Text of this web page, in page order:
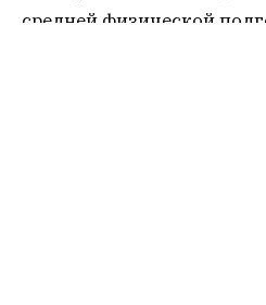
средней физической